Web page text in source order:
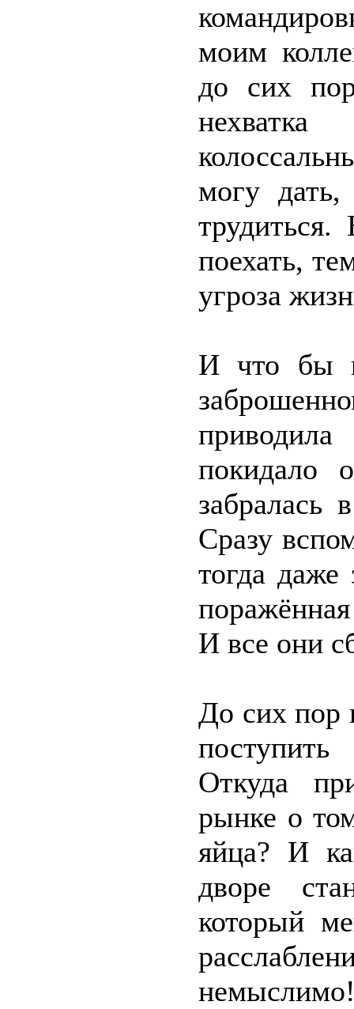
моим
до сих пор
могу
поехать,
угроза
И что бы
покидало
забралась
Сразу
тогда даже
И все они
До сих пор
Откуда
рынке о
яйца? И
дворе
который